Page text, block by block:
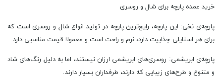
خرید عمده پارچه برای شال و روسری
پارچه‌ی نخی: این پارچه، رایج‌ترین پارچه در تولید انواع شال و روسری است که
برای هر استایلی جذابیت دارد، نرم و راحت است و معمولا قیمت مناسبی دارد.
پارچه‌ی ابریشمی: روسری‌های ابریشمی ارزان نیستند، اما به دلیل رنگ‌های شاد
و متنوع و طرح‌های زیبایی که دارند، طرفداران بسیار دارند.